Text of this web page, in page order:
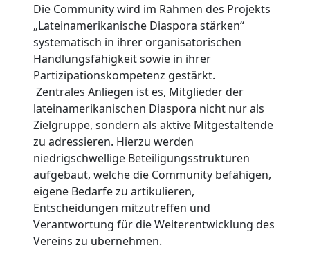
Die Community wird im Rahmen des Projekts
„Lateinamerikanische Diaspora stärken“
systematisch in ihrer organisatorischen
Handlungsfähigkeit sowie in ihrer
Partizipationskompetenz gestärkt.
Zentrales Anliegen ist es, Mitglieder der
lateinamerikanischen Diaspora nicht nur als
Zielgruppe, sondern als aktive Mitgestaltende
zu adressieren. Hierzu werden
niedrigschwellige Beteiligungsstrukturen
aufgebaut, welche die Community befähigen,
eigene Bedarfe zu artikulieren,
Entscheidungen mitzutreffen und
Verantwortung für die Weiterentwicklung des
Vereins zu übernehmen.